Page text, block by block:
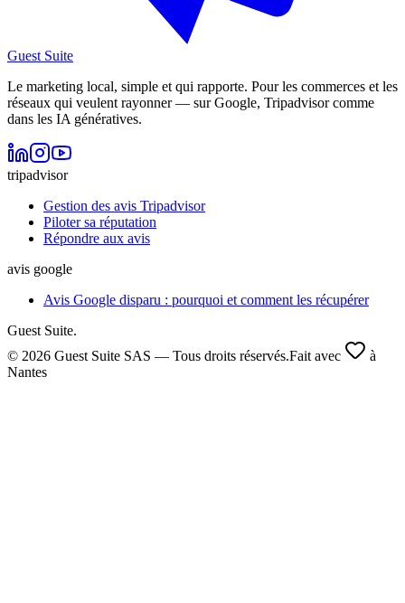
Guest Suite
Le marketing local, simple et qui rapporte. Pour les commerces et les
réseaux qui veulent rayonner — sur Google, Tripadvisor comme
dans les IA génératives.
tripadvisor
Gestion des avis Tripadvisor
Piloter sa réputation
Répondre aux avis
avis google
Avis Google disparu : pourquoi et comment les récupérer
Guest Suite.
© 2026 Guest Suite SAS — Tous droits réservés.Fait avec
à
Nantes